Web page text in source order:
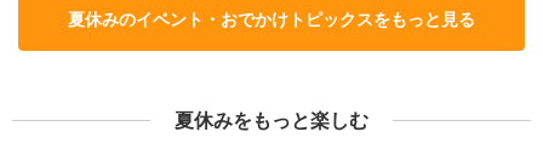
夏休みのイベント・おでかけトピックスをもっと見る
夏休みをもっと楽しむ